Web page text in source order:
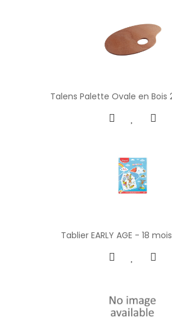
Talens Palette Ovale en Bois
Tablier EARLY AGE - 18